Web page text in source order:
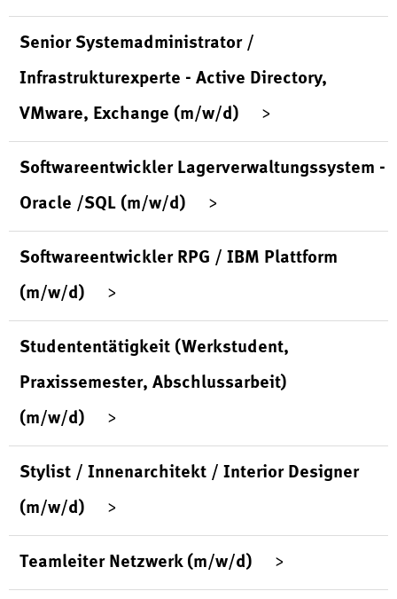
Senior Systemadministrator /
Infrastrukturexperte - Active Directory,
VMware, Exchange (m/w/d)
Softwareentwickler Lagerverwaltungssystem -
Oracle /SQL (m/w/d)
Softwareentwickler RPG / IBM Plattform
(m/w/d)
Studententätigkeit (Werkstudent,
Praxissemester, Abschlussarbeit)
(m/w/d)
Stylist / Innenarchitekt / Interior Designer
(m/w/d)
Teamleiter Netzwerk (m/w/d)